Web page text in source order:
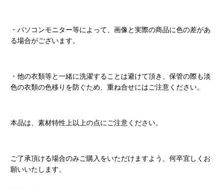
・パソコンモニター等によって、画像と実際の商品に色の差があ
る場合がございます。
・他の衣類等と一緒に洗濯することは避けて頂き、保管の際も淡
色の衣類の色移りを防ぐため、重ね合せにはご注意ください。
本品は、素材特性上以上の点にご注意ください。
ご了承頂ける場合のみご購入をいただけますよう、何卒宜しくお
願いいたします。